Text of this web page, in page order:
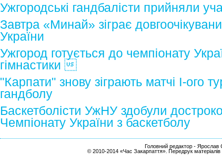
Ужгородські гандбалісти прийняли
Завтра «Минай» зіграє
України
Ужгород готується до чемпіонату
гімнастики
"Карпати" знову зіграють матчі І-ого
гандболу
Баскетболісти УжНУ здобули
Чемпіонату України з баскетболу
Головний редактор - Ярослав
© 2010-2014 «Час Закарпаття». Передрук